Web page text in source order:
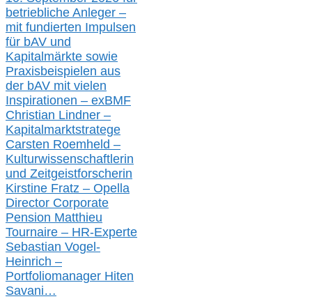
betriebliche Anleger –
mit fundierten Impulsen
für bAV und
Kapitalmärkte sowie
Praxisbeispielen aus
der bAV mit vielen
Inspirationen – exBMF
Christian Lindner –
Kapitalmarktstratege
Carsten Roemheld –
Kulturwissenschaftlerin
und Zeitgeistforscherin
Kirstine Fratz – Opella
Director Corporate
Pension Matthieu
Tournaire – HR-Experte
Sebastian Vogel-
Heinrich –
Portfoliomanager Hiten
Savani…